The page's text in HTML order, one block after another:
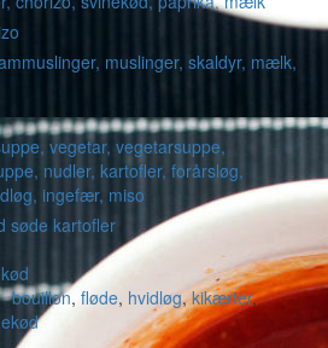
søde kartofler
,bouillon, fløde, hvidløg,kikærter,